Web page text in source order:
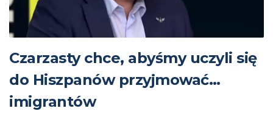
Czarzasty chce, abyśmy uczyli się
do Hiszpanów przyjmować…
imigrantów